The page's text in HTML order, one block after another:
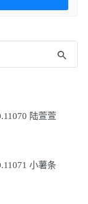
陆萱萱
小薯条